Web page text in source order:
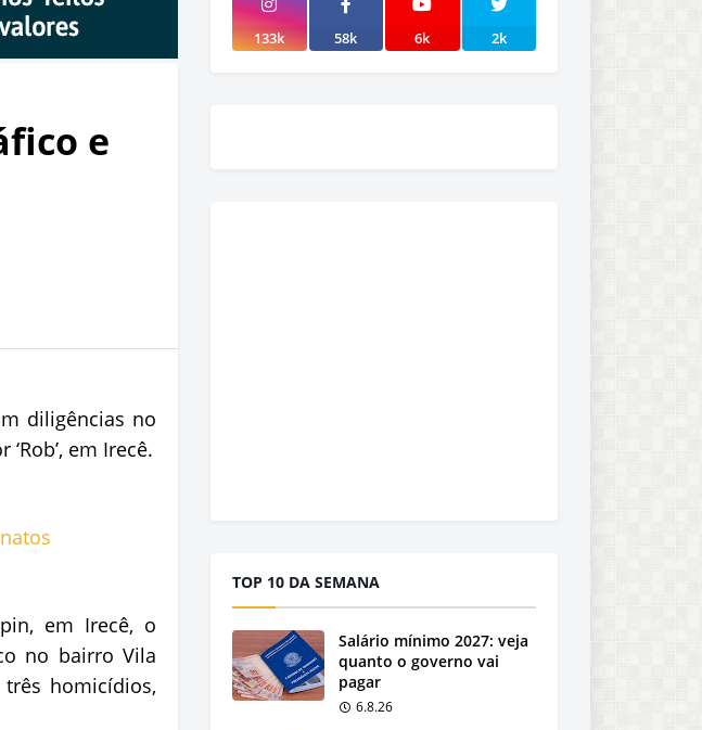
e
diligências no
em Irecê.
em Irecê, o
no bairro Vila
homicídios,
133k 58k 6k 2k
TOP 10 DA SEMANA
Salário mínimo 2027: veja
quanto o governo vai
pagar
6.8.26